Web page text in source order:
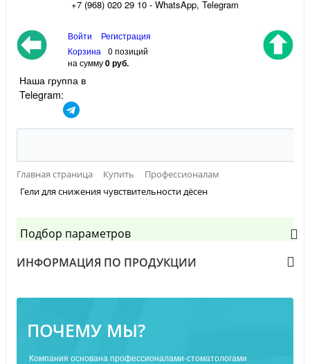
+7 (968) 020 29 10 - WhatsApp, Telegram
Войти
Регистрация
Корзина
0 позиций
на сумму0 руб.
Наша группа в
Telegram:
Главная страница Купить
Профессионалам
Гели для снижения чувствительности дёсен
Подбор параметров
ИНФОРМАЦИЯ ПО ПРОДУКЦИИ
ПОЧЕМУ МЫ?
Компания основана профессионалами-стоматологами